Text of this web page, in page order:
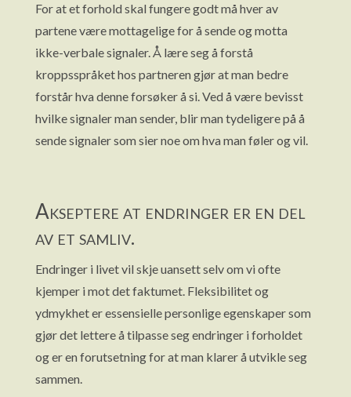
For at et forhold skal fungere godt må hver av
partene være mottagelige for å sende og motta
ikke-verbale signaler. Å lære seg å forstå
kroppsspråket hos partneren gjør at man bedre
forstår hva denne forsøker å si. Ved å være bevisst
hvilke signaler man sender, blir man tydeligere på å
sende signaler som sier noe om hva man føler og vil.
Akseptere at endringer er en del
av et samliv.
Endringer i livet vil skje uansett selv om vi ofte
kjemper i mot det faktumet. Fleksibilitet og
ydmykhet er essensielle personlige egenskaper som
gjør det lettere å tilpasse seg endringer i forholdet
og er en forutsetning for at man klarer å utvikle seg
sammen.